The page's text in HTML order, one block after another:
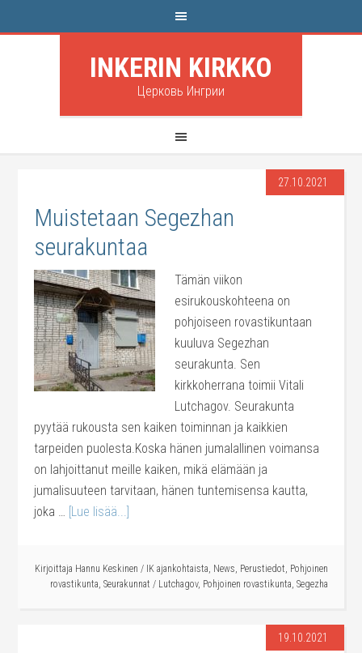
INKERIN KIRKKO
Церковь Ингрии
27.10.2021
Muistetaan Segezhan
seurakuntaa
Tämän viikon
esirukouskohteena on
pohjoiseen rovastikuntaan
kuuluva Segezhan
seurakunta. Sen
kirkkoherrana toimii Vitali
Lutchagov. Seurakunta
pyytää rukousta sen kaiken toiminnan ja kaikkien
tarpeiden puolesta.Koska hänen jumalallinen voimansa
on lahjoittanut meille kaiken, mikä elämään ja
jumalisuuteen tarvitaan, hänen tuntemisensa kautta,
joka … [Lue lisää...]
Kirjoittaja Hannu Keskinen / IK ajankohtaista, News, Perustiedot, Pohjoinen
rovastikunta, Seurakunnat / Lutchagov, Pohjoinen rovastikunta, Segezha
19.10.2021